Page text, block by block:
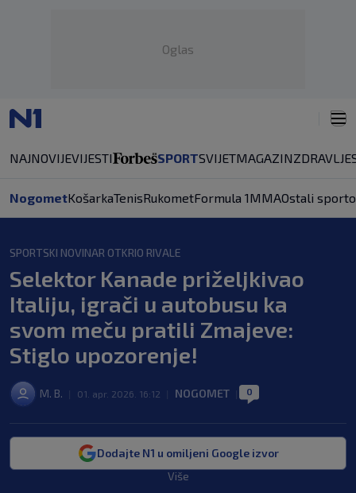
Oglas
NAJNOVIJEVIJESTI SPORTSVIJETMAGAZINZDRAVLJE
NogometKošarkaTenisRukometFormula 1MMAOstali
SPORTSKI NOVINAR OTKRIO RIVALE
Selektor Kanade priželjkivao
Italiju, igrači u autobusu ka
svom meču pratili Zmajeve:
Stiglo upozorenje!
M. B. 01. apr. 2026. 16:12 NOGOMET 0
Dodajte N1 u omiljeni Google izvor
Više